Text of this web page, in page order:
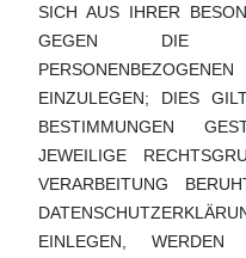
SICH AUS IHRER
GEGEN DIE
EINZULEGEN; DIES
BESTIMMUNGEN
JEWEILIGE
VERARBEITUNG
EINLEGEN,